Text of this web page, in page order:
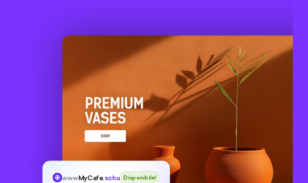
wwwMyCafe.schuleDisponibile!